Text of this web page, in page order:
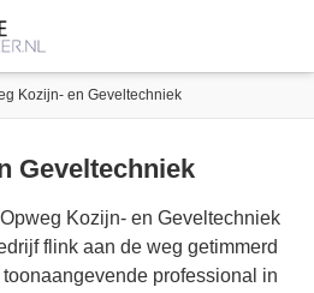
Kozijn- en Geveltechniek
Geveltechniek
Kozijn- en Geveltechniek
flink aan de weg getimmerd
professional in